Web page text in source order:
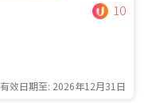
10
有效日期至: 2026年12月31日